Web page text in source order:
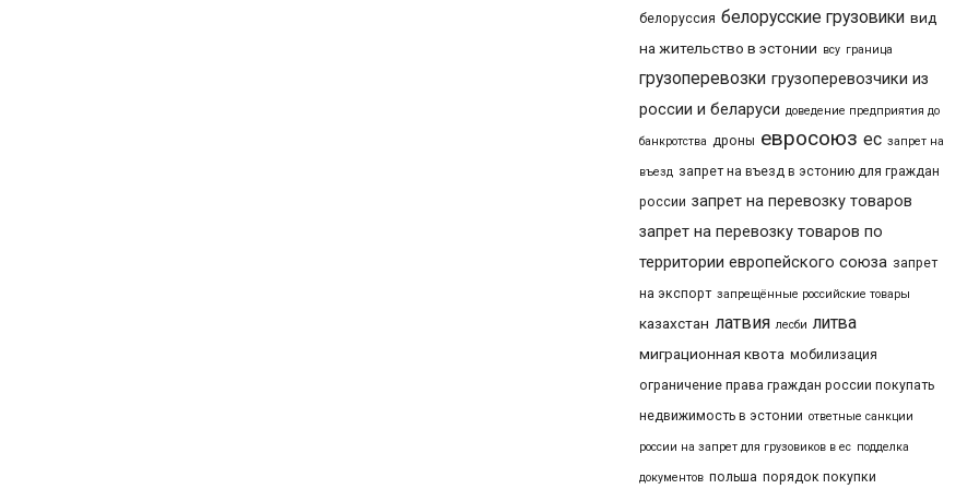
белоруссия белорусские грузовики вид
на жительство в эстонии всу граница
грузоперевозки грузоперевозчики из
россии и беларуси доведение предприятия до
банкротства дроны евросоюз ес запрет на
въезд запрет на въезд в эстонию для граждан
россии запрет на перевозку товаров
запрет на перевозку товаров по
территории европейского союза запрет
на экспорт запрещённые российские товары
казахстан латвия лесби литва
миграционная квота мобилизация
ограничение права граждан россии покупать
недвижимость в эстонии ответные санкции
россии на запрет для грузовиков в ес подделка
документов польша порядок покупки